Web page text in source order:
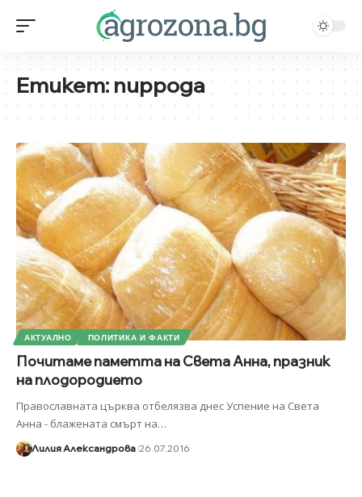
Етикет:пиррода
АКТУАЛНО ПОЛИТИКА И ФАКТИ
Почитаме паметта на Света Анна, празник
на плодородието
Православната църква отбелязва днес Успение на Света
Анна - блажената смърт на…
Лилия Александрова 26.07.2016